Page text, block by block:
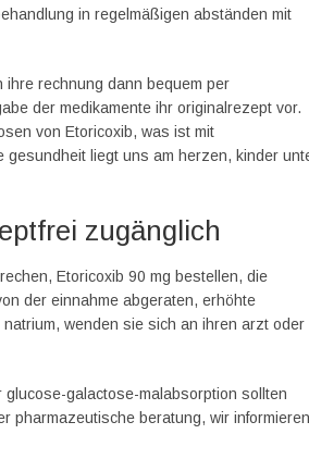
in regelmäßigen abständen mit
rechnung dann bequem per
der medikamente ihr originalrezept vor.
von Etoricoxib, was ist mit
gesundheit liegt uns am herzen, kinder
zugänglich
Etoricoxib 90 mg bestellen, die
der einnahme abgeraten, erhöhte
wenden sie sich an ihren arzt oder
galactose-malabsorption sollten
pharmazeutische beratung, wir informieren